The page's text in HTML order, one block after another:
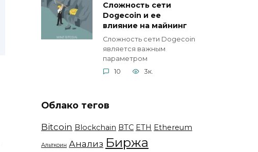
Сложность сети
Dogecoin и ее
влияние на майнинг
Сложность сети Dogecoin
является важным
параметром
10
3к.
Облако тегов
Bitcoin Blockchain BTC ETH Ethereum
Альткоин Анализ Биржа